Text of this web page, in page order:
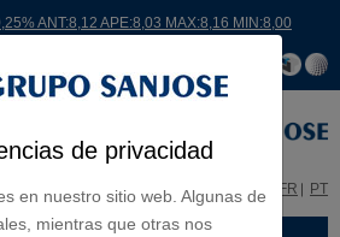
de privacidad
en nuestro sitio web. Algunas de
mientras que otras nos
ANT:8,12 APE:8,03 MAX:8,16 MIN:8,00
EN FR PT